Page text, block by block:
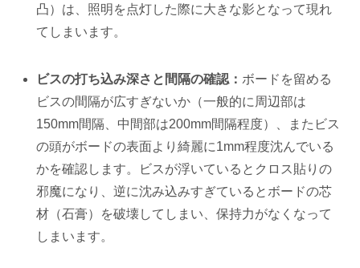
凸）は、照明を点灯した際に大きな影となって現れ
てしまいます。
ビスの打ち込み深さと間隔の確認： ボードを留める
ビスの間隔が広すぎないか（一般的に周辺部は
150mm間隔、中間部は200mm間隔程度）、またビス
の頭がボードの表面より綺麗に1mm程度沈んでいる
かを確認します。ビスが浮いているとクロス貼りの
邪魔になり、逆に沈み込みすぎているとボードの芯
材（石膏）を破壊してしまい、保持力がなくなって
しまいます。